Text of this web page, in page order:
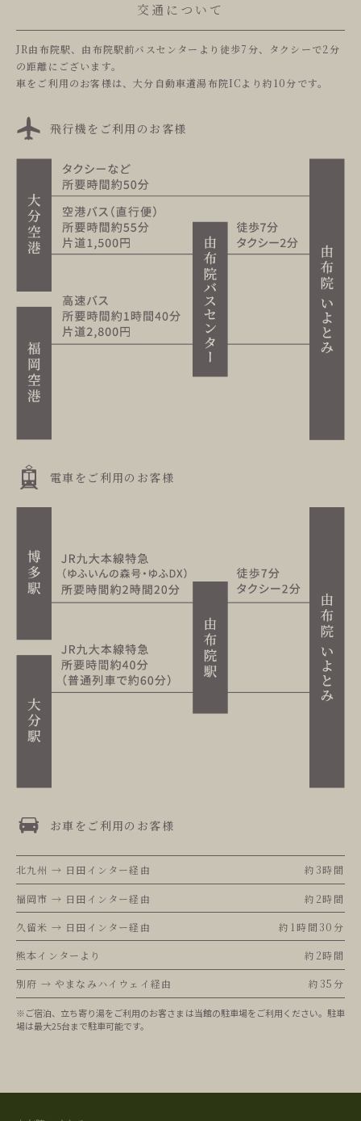
交通について
JR由布院駅、由布院駅前バスセンターより徒歩7分、タクシーで2分
の距離にございます。
車をご利用のお客様は、大分自動車道湯布院ICより約10分です。
飛行機をご利用のお客様
電車をご利用のお客様
お車をご利用のお客様
北九州 → 日田インター経由 約3時間
福岡市 → 日田インター経由 約2時間
久留米 → 日田インター経由 約1時間30分
熊本インターより 約2時間
別府 → やまなみハイウェイ経由 約35分
※ご宿泊、立ち寄り湯をご利用のお客さまは当館の駐車場をご利用ください。駐車
場は最大25台まで駐車可能です。